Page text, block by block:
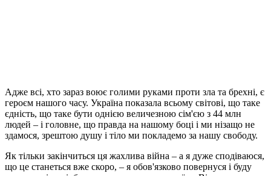
Адже всі, хто зараз воює голими руками проти зла та брехні, є
героєм нашого часу. Україна показала всьому світові, що таке
єдність, що таке бути однією величезною сім'єю з 44 млн
людей – і головне, що правда на нашому боці і ми нізащо не
здамося, зрештою душу і тіло ми покладемо за нашу свободу.
Як тільки закінчиться ця жахлива війна – а я дуже сподіваюся,
що це станеться вже скоро, – я обов'язково повернуся і буду